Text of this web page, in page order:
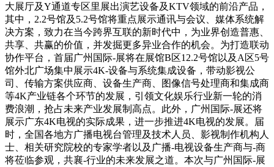
大展厅及Y通道专区里展出演艺设备及KTV领域的前沿产品，
其中，2.2号馆及5.2号馆将重点展示通讯与会议、媒体系统解
决方案，致力在当今跨界互联的新时代中，为业界创造普惠、
共享、共赢的价值，并发掘更多异业合作的机会。为打造联动
协作平台，首届广州国际-展将在展馆B区12.2号馆以及A区5号
馆外北广场集中展示4K-设备与系统集成设备，带动影视公
司、传输方案供应商、设备生产商、图像信号处理商和集成商
等4K产业链各个环节的发展，引领文化娱乐行业新一轮的消
费浪潮，抢占未来产业发展制高点。此外，广州国际-展还将
展示广东4K电视的实际成果，进一步推进4K电视的发展。届
时，全国各地方广播电视台管理及技术人员、影视制作机构人
士、相关研究院校的专家学者以及广播-电视设备生产商与-商
将莅临参观，共襄-行业的未来发展之道。本次与广州国际-展